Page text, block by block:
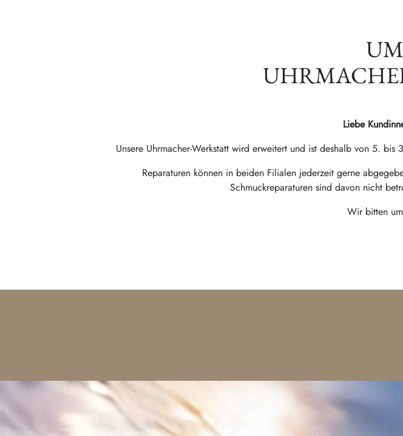
Liebe
Unsere Uhrmacher-Werkstatt wird erweitert und ist deshalb von 5.
Reparaturen können in beiden Filialen jederzeit gerne
Schmuckreparaturen sind davon nicht
Wir bitten